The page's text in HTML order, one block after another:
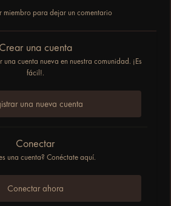
miembro para dejar un comentario
Crear una cuenta
cuenta nueva en nuestra comunidad. ¡Es
fácil!.
una nueva cuenta
Conectar
una cuenta? Conéctate aquí.
Conectar ahora